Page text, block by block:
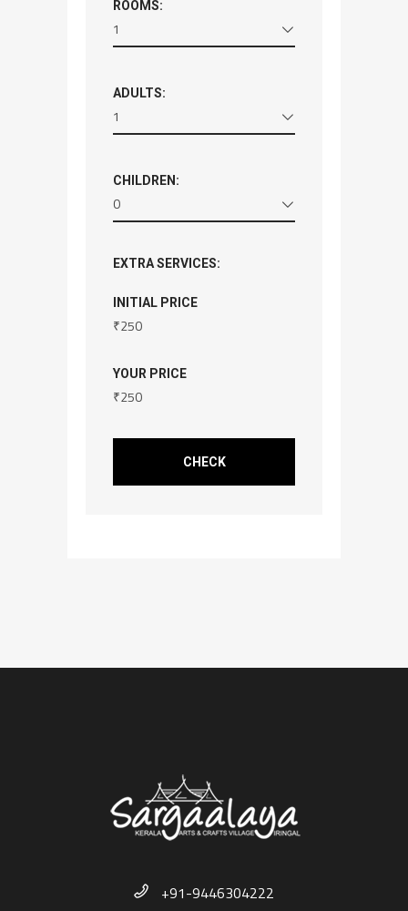
ROOMS:
1
ADULTS:
1
CHILDREN:
0
EXTRA SERVICES:
INITIAL PRICE
₹250
YOUR PRICE
₹250
CHECK
+91-9446304222